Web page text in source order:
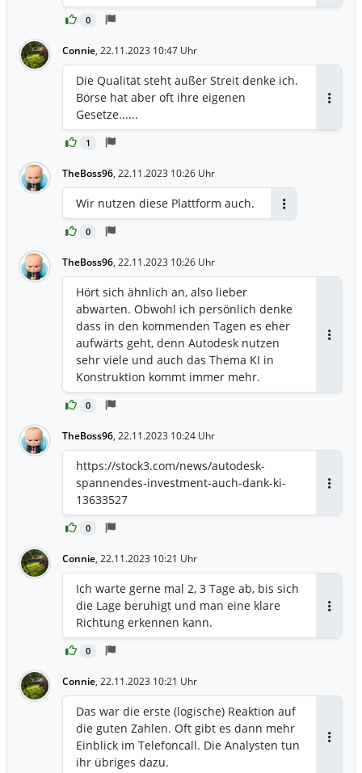
0
Connie, 22.11.2023 10:47 Uhr
1
Die Qualität steht außer Streit denke ich.
Börse hat aber oft ihre eigenen
Gesetze......
TheBoss96, 22.11.2023 10:26 Uhr
0
Wir nutzen diese Plattform auch.
TheBoss96, 22.11.2023 10:26 Uhr
0
Hört sich ähnlich an, also lieber
abwarten. Obwohl ich persönlich denke
dass in den kommenden Tagen es eher
aufwärts geht, denn Autodesk nutzen
sehr viele und auch das Thema KI in
Konstruktion kommt immer mehr.
TheBoss96, 22.11.2023 10:24 Uhr
0
https://stock3.com/news/autodesk-
spannendes-investment-auch-dank-ki-
13633527
Connie, 22.11.2023 10:21 Uhr
0
Ich warte gerne mal 2, 3 Tage ab, bis sich
die Lage beruhigt und man eine klare
Richtung erkennen kann.
Connie, 22.11.2023 10:21 Uhr
Das war die erste (logische) Reaktion auf
die guten Zahlen. Oft gibt es dann mehr
Einblick im Telefoncall. Die Analysten tun
ihr übriges dazu.